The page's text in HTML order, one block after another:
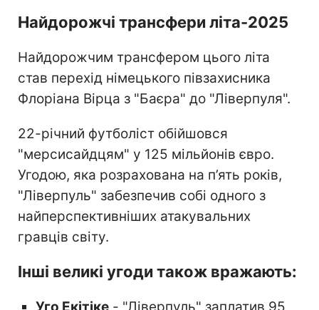
Найдорожчі трансфери літа-2025
Найдорожчим трансфером цього літа
став перехід німецького півзахисника
Флоріана Вірца з "Баєра" до "Ліверпуля".
22-річний футболіст обійшовся
"мерсисайдцям" у 125 мільйонів євро.
Угодою, яка розрахована на п’ять років,
"Ліверпуль" забезпечив собі одного з
найперспективніших атакувальних
гравців світу.
Інші великі угоди також вражають: